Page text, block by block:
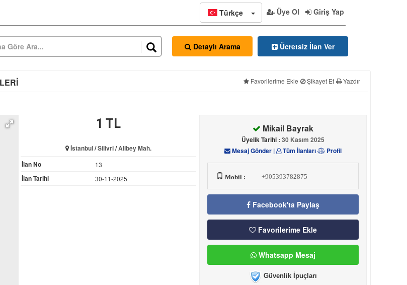
Türkçe Üye Ol Giriş Yap
Detaylı Arama Ücretsiz İlan Ver
Favorilerime Ekle Şikayet Et Yazdır
1 TL
İstanbul/Silivri/Alibey Mah.
İlan No
13
İlan Tarihi 30-11-2025
Mikail Bayrak
Üyelik Tarihi :30 Kasım 2025
Mesaj Gönder | Tüm İlanları Profil
Mobil : +905393782875
Facebook'ta Paylaş
Favorilerime Ekle
Whatsapp Mesaj
Güvenlik İpuçları